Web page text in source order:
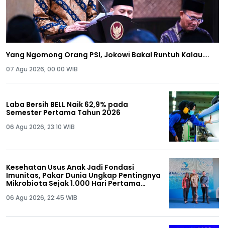
Yang Ngomong Orang PSI, Jokowi Bakal Runtuh Kalau….
07 Agu 2026, 00:00 WIB
Laba Bersih BELL Naik 62,9% pada
Semester Pertama Tahun 2026
06 Agu 2026, 23:10 WIB
Kesehatan Usus Anak Jadi Fondasi
Imunitas, Pakar Dunia Ungkap Pentingnya
Mikrobiota Sejak 1.000 Hari Pertama
06 Agu 2026, 22:45 WIB